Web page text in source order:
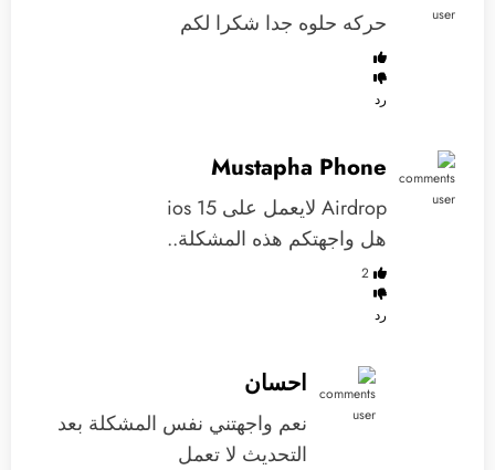
حركه حلوه جدا شكرا لكم
رد
Mustapha Phone
Airdrop لايعمل على ios 15
هل واجهتكم هذه المشكلة..
2
رد
احسان
نعم واجهتني نفس المشكلة بعد
التحديث لا تعمل